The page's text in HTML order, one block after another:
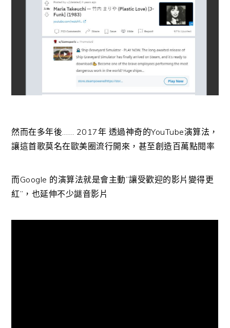
然而在多年後…… 2017年 透過神奇的YouTube演算法，
讓這首歌莫名在歐美圈流行開來，甚至創造百萬點閱率
而Google 的演算法就是會主動”讓受歡迎的影片變得更
紅”，也延伸不少謎音影片